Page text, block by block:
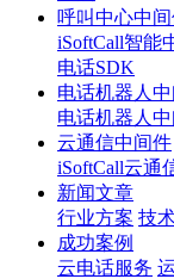
呼叫中心中
iSoftCall智能
电话SDK
电话机器人
电话机器人
云通信中间件
iSoftCall云通
新闻文章
行业方案 技
成功案例
云电话服务